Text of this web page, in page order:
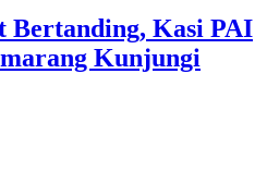
Bertanding, Kasi PAI
Kunjungi